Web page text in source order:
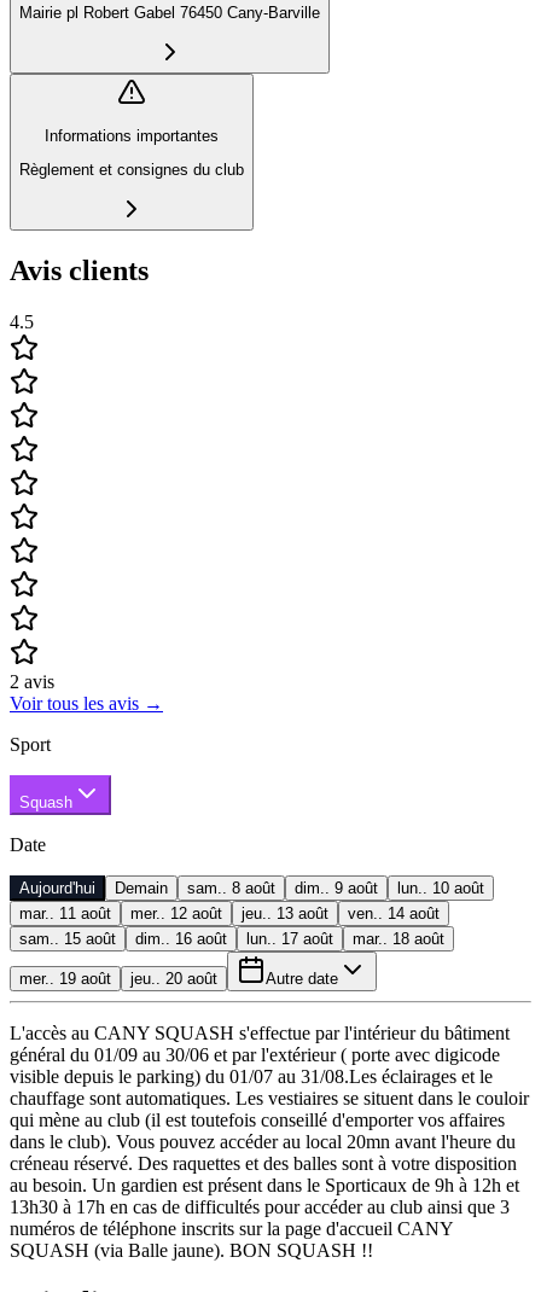
Mairie pl Robert Gabel 76450 Cany-Barville
Informations importantes
Règlement et consignes du club
Avis clients
4.5
2 avis
Voir tous les avis →
Sport
Squash
Date
Aujourd'hui Demain sam.. 8 août dim.. 9 août
lun.. 10 août
mar.. 11 août
mer.. 12 août jeu.. 13 août
ven.. 14 août
sam.. 15 août
dim.. 16 août lun.. 17 août mar.. 18 août
mer.. 19 août jeu.. 20 août Autre date
L'accès au CANY SQUASH s'effectue par l'intérieur du bâtiment
général du 01/09 au 30/06 et par l'extérieur ( porte avec digicode
visible depuis le parking) du 01/07 au 31/08.Les éclairages et le
chauffage sont automatiques. Les vestiaires se situent dans le couloir
qui mène au club (il est toutefois conseillé d'emporter vos affaires
dans le club). Vous pouvez accéder au local 20mn avant l'heure du
créneau réservé. Des raquettes et des balles sont à votre disposition
au besoin. Un gardien est présent dans le Sporticaux de 9h à 12h et
13h30 à 17h en cas de difficultés pour accéder au club ainsi que 3
numéros de téléphone inscrits sur la page d'accueil CANY
SQUASH (via Balle jaune). BON SQUASH !!